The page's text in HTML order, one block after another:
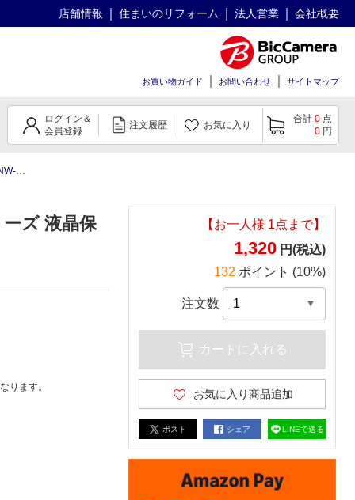
店舗情報 住まいのリフォーム 法人営業 会社概要
お買い物ガイド お問い合わせ サイトマップ
ログイン＆
会員登録
注文履歴 お気に入り
合計 0 点
0 円
シート
ズ 液晶保
ります。
【お一人様 1点まで】
1,320 円(税込)
132 ポイント (10%)
注文数
カートに入れる
お気に入り商品追加
ポスト シェア LINEで送る